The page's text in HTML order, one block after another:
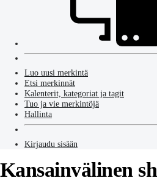
Luo uusi merkintä
Etsi merkinnät
Kalenterit, kategoriat ja tagit
Tuo ja vie merkintöjä
Hallinta
Kirjaudu sisään
Kansainvälinen